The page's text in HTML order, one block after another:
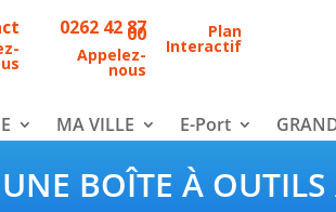
0262 42 87
00
Appelez-
nous
Plan
Interactif
MA VILLE E-Port
BOÎTE À OUTILS